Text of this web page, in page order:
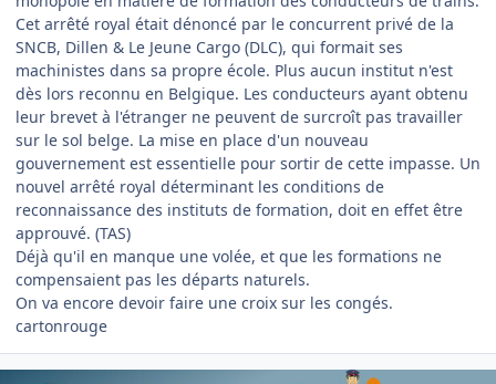
Cet arrêté royal était dénoncé par le concurrent privé de la
SNCB, Dillen & Le Jeune Cargo (DLC), qui formait ses
machinistes dans sa propre école. Plus aucun institut n'est
dès lors reconnu en Belgique. Les conducteurs ayant obtenu
leur brevet à l'étranger ne peuvent de surcroît pas travailler
sur le sol belge. La mise en place d'un nouveau
gouvernement est essentielle pour sortir de cette impasse. Un
nouvel arrêté royal déterminant les conditions de
reconnaissance des instituts de formation, doit en effet être
approuvé. (TAS)
Déjà qu'il en manque une volée, et que les formations ne
compensaient pas les départs naturels.
On va encore devoir faire une croix sur les congés.
cartonrouge